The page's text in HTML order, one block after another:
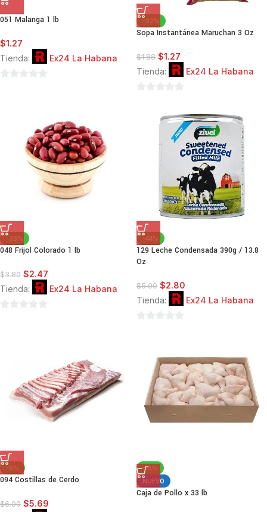
051 Malanga 1 lb
$1.27
Tienda:
Ex24 La Habana
-32%
Sopa Instantánea Maruchan 3 Oz
$1.88 $1.27
Tienda:
Ex24 La Habana
-35%
048 Frijol Colorado 1 lb
$3.80 $2.47
Tienda:
Ex24 La Habana
-44%
129 Leche Condensada 390g / 13.8
Oz
$5.00 $2.80
Tienda:
Ex24 La Habana
-5%
094 Costillas de Cerdo
$6.00 $5.69
-15%
NUEVO
Caja de Pollo x 33 lb